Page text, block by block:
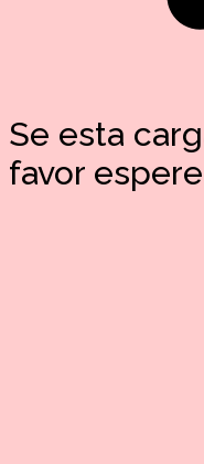
Se esta
favor